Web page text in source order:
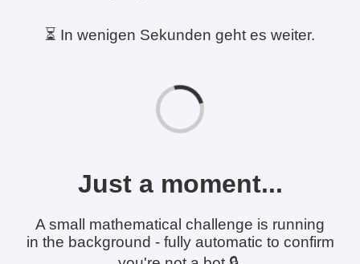
⏳ In wenigen Sekunden geht es weiter.
Just a moment...
A small mathematical challenge is running
in the background - fully automatic to confirm